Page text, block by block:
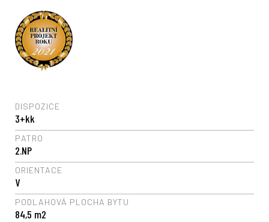
DISPOZICE
3+kk
PATRO
2.NP
ORIENTACE
V
PODLAHOVÁ PLOCHA BYTU
84,5 m2